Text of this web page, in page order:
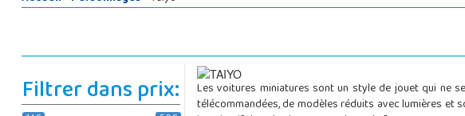
Filtrer dans prix: Les voitures miniatures sont un style de jouet qui ne
télécommandées, de modèles réduits avec lumières et